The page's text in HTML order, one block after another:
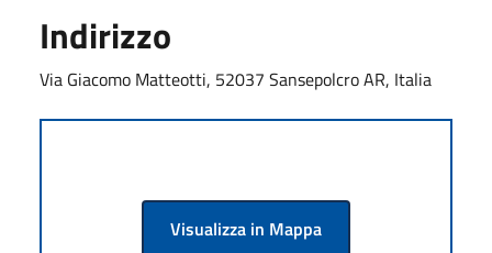
Indirizzo
Via Giacomo Matteotti, 52037 Sansepolcro AR, Italia
Visualizza in Mappa